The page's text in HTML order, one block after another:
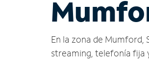
En la zona de
streaming, telefonía fija